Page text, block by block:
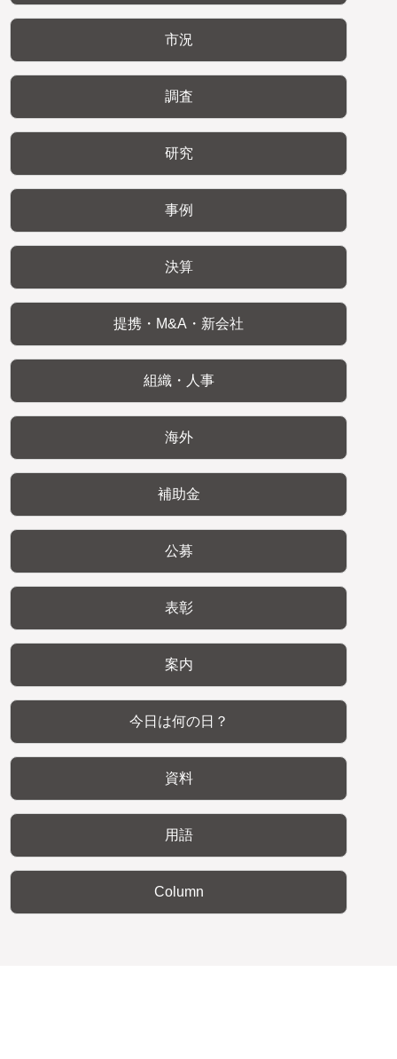
市況
調査
研究
事例
決算
提携・M&A・新会社
組織・人事
海外
補助金
公募
表彰
案内
今日は何の日？
資料
用語
Column